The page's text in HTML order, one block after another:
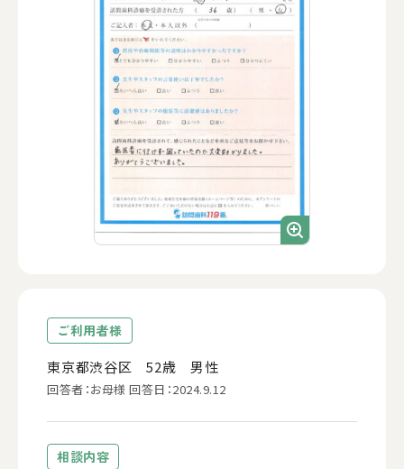
ご利用者様
東京都渋谷区 52歳 男性
回答者：お母様 回答日：2024.9.12
相談内容